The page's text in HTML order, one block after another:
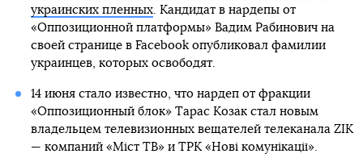
украинских пленных. Кандидат в нардепы от
«Оппозиционной платформы» Вадим Рабинович на
своей странице в Facebook опубликовал фамилии
украинцев, которых освободят.
14 июня стало известно, что нардеп от фракции
«Оппозиционный блок» Тарас Козак стал новым
владельцем телевизионных вещателей телеканала ZIK
— компаний «Міст ТВ» и ТРК «Нові комунікації».